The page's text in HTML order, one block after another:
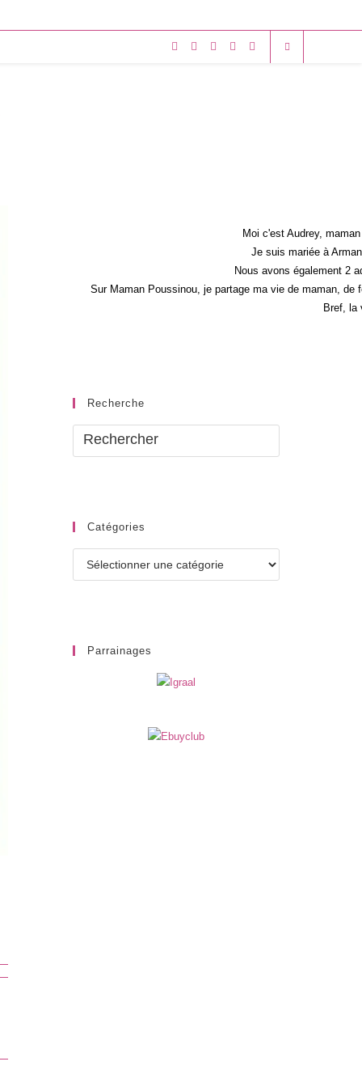
Moi c'est Audrey,
Je suis mariée à
Nous avons également 2
Sur Maman Poussinou, je partage ma vie de maman,
Bref, la
Recherche
Catégories
Parrainages